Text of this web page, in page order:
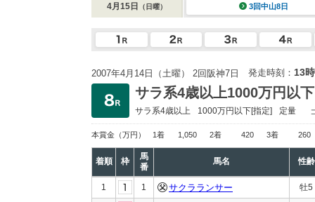
4月15日 （日曜） 3回中山8日
2007年4月14日（土曜） 2回阪神7日 発走時刻： 13
サラ系4歳以上1000万円以下
サラ系4歳以上 1000万円以下[指定] 定量
本賞金 （万円） 1着 1,050 2着 420 3着 260
着順 枠
馬
番
馬名 性齢
1 1 サクラランサー 牡5